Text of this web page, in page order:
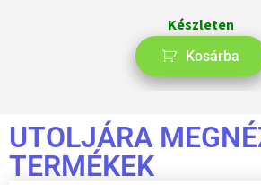
Készleten
Kosárba
UTOLJÁRA
TERMÉKEK